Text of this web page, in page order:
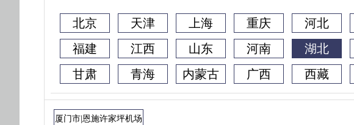
北京 天津 上海 重庆 河北
福建
江西 山东 河南 湖北
甘肃
青海 内蒙古 广西 西藏
厦门市|恩施许家坪机场